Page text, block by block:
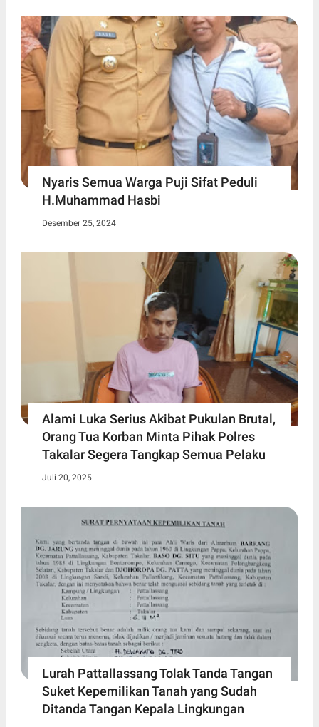
Nyaris Semua Warga Puji Sifat Peduli
H.Muhammad Hasbi
Desember 25, 2024
Alami Luka Serius Akibat Pukulan Brutal,
Orang Tua Korban Minta Pihak Polres
Takalar Segera Tangkap Semua Pelaku
Juli 20, 2025
Lurah Pattallassang Tolak Tanda Tangan
Suket Kepemilikan Tanah yang Sudah
Ditanda Tangan Kepala Lingkungan